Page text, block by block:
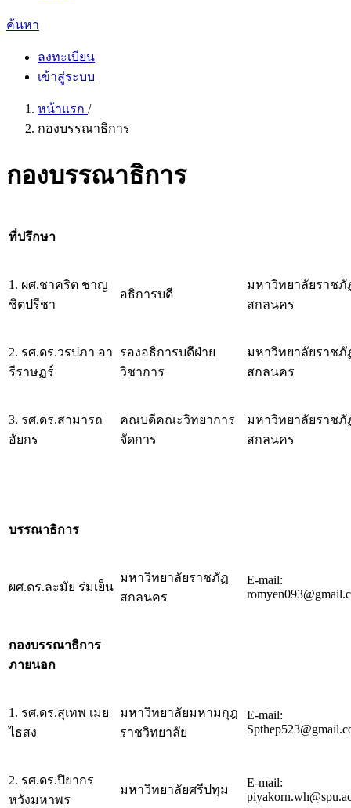
ค้นหา
ลงทะเบียน
เข้าสู่ระบบ
หน้าแรก /
กองบรรณาธิการ
กองบรรณาธิการ
ที่ปรึกษา
1. ผศ.ชาคริต ชาญ
ชิตปรีชา
อธิการบดี
มหาวิทยาลัยราชภั
สกลนคร
2. รศ.ดร.วรปภา อา
รีราษฏร์
รองอธิการบดีฝ่าย
วิชาการ
มหาวิทยาลัยราชภั
สกลนคร
3. รศ.ดร.สามารถ
อัยกร
คณบดีคณะวิทยาการ
จัดการ
มหาวิทยาลัยราชภั
สกลนคร
บรรณาธิการ
ผศ.ดร.ละมัย ร่มเย็น
มหาวิทยาลัยราชภัฏ
สกลนคร
E-mail:
กองบรรณาธิการ
ภายนอก
1. รศ.ดร.สุเทพ เมย
ไธสง
มหาวิทยาลัยมหามกุฎ
ราชวิทยาลัย
E-mail:
2. รศ.ดร.ปิยากร
หวังมหาพร
มหาวิทยาลัยศรีปทุม
E-mail: